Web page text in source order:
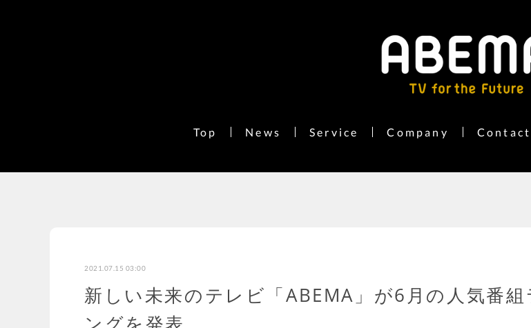
Top News Service Company Contact
2021.07.15 03:00
新しい未来のテレビ「ABEMA」が6月の人気番組